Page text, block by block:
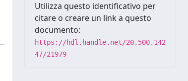
Utilizza questo identificativo per
citare o creare un link a questo
documento:
https://hdl.handle.net/20.500.142
47/21979